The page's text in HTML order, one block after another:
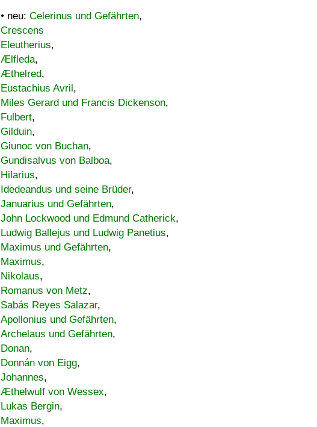
• neu: Celerinus und Gefährten,
Crescens
Eleutherius,
Ælfleda,
Æthelred,
Eustachius Avril,
Miles Gerard und Francis Dickenson,
Fulbert,
Gilduin,
Giunoc von Buchan,
Gundisalvus von Balboa,
Hilarius,
Idedeandus und seine Brüder,
Januarius und Gefährten,
John Lockwood und Edmund Catherick,
Ludwig Ballejus und Ludwig Panetius,
Maximus und Gefährten,
Maximus,
Nikolaus,
Romanus von Metz,
Sabás Reyes Salazar,
Apollonius und Gefährten,
Archelaus und Gefährten,
Donan,
Donnán von Eigg,
Johannes,
Æthelwulf von Wessex,
Lukas Bergin,
Maximus,